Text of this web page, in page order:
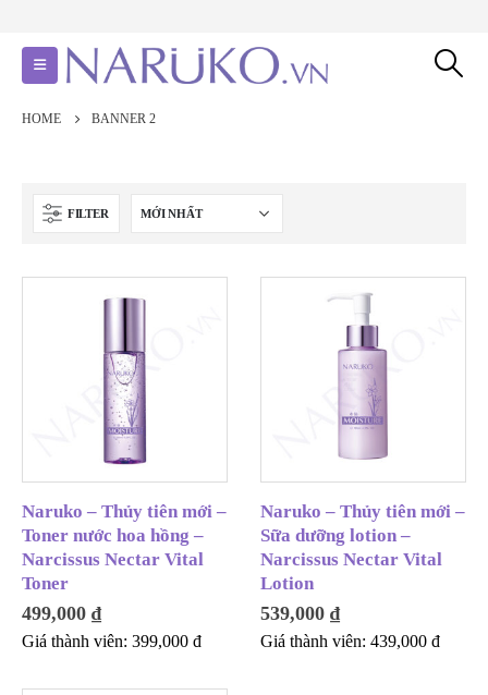
HOME BANNER 2
FILTER
Naruko – Thủy tiên mới –
Toner nước hoa hồng –
Narcissus Nectar Vital
Toner
499,000 ₫
Giá thành viên: 399,000 đ
Naruko – Thủy tiên mới –
Sữa dưỡng lotion –
Narcissus Nectar Vital
Lotion
539,000 ₫
Giá thành viên: 439,000 đ